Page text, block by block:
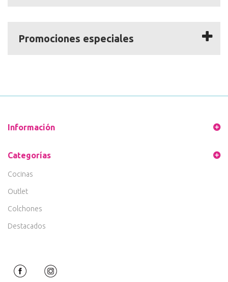
Promociones especiales
Información
Categorías
Cocinas
Outlet
Colchones
Destacados